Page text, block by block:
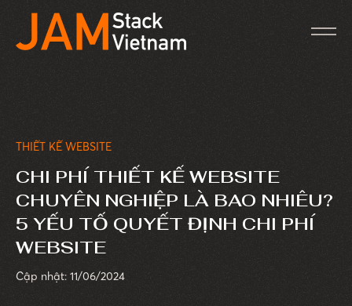
THIẾT KẾ WEBSITE
CHI PHÍ THIẾT KẾ WEBSITE
CHUYÊN NGHIỆP LÀ BAO NHIÊU?
5 YẾU TỐ QUYẾT ĐỊNH CHI PHÍ
WEBSITE
Cập nhật: 11/06/2024